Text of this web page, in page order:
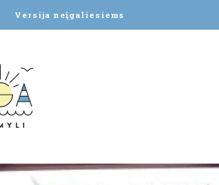
Versija neįgaliesiems